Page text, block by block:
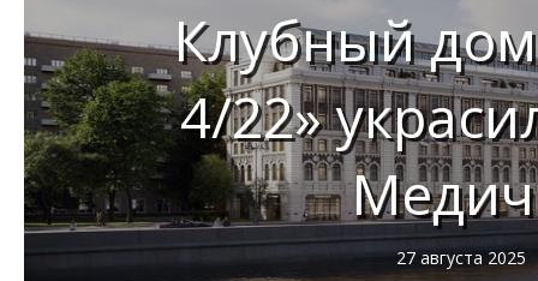
Клубный
4/22»
27 августа 2025